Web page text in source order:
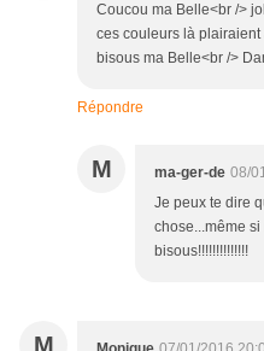
Coucou ma Belle<br />
ces couleurs là plairaient
bisous ma Belle<br />
Répondre
M ma-ger-de 08/
Je peux te dire
chose...même
bisous!!!!!!!!!!!!!!
M